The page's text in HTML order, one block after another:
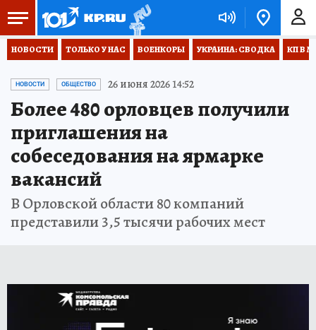
НОВОСТИ ТОЛЬКО У НАС ВОЕНКОРЫ УКРАИНА: СВОДКА КП В
НОВОСТИ ОБЩЕСТВО 26 июня 2026 14:52
Более 480 орловцев получили
приглашения на
собеседования на ярмарке
вакансий
В Орловской области 80 компаний
представили 3,5 тысячи рабочих мест